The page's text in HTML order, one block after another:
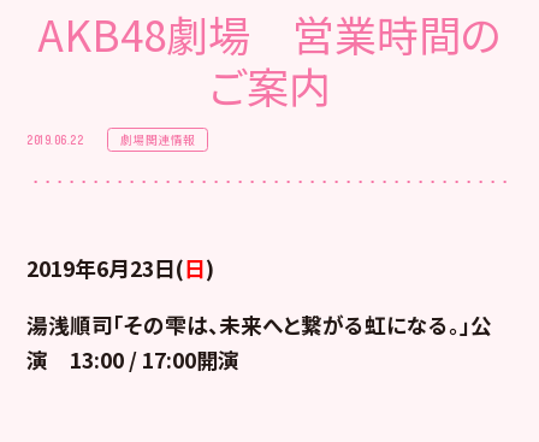
AKB48劇場 営業時間の
ご案内
2019.06.22 劇場関連情報
2019年6月23日(日)
湯浅順司「その雫は、未来へと繋がる虹になる。」公
演 13:00 / 17:00開演